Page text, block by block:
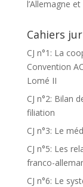
l’Allemagne
Cahiers
CJ n°1: La
Convention
Lomé II
CJ n°2: Bilan
filiation
CJ n°3: Le
CJ n°5: Les
franco-
CJ n°6: Le